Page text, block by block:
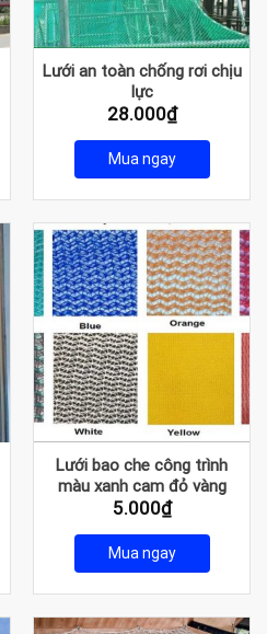
Lưới an toàn chống rơi chịu
lực
28.000₫
Mua ngay
Lưới bao che công trình
màu xanh cam đỏ vàng
5.000₫
Mua ngay